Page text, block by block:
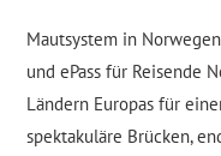
Mautsystem in
und ePass für Reisende
Ländern Europas für
spektakuläre Brücken,